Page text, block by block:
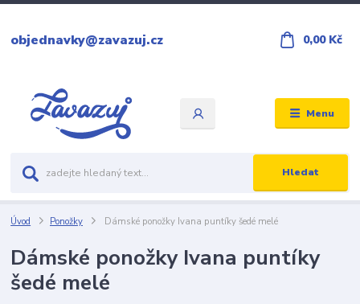
Menu
Hledat
objednavky@zavazuj.cz 0,00 Kč
Úvod Ponožky Dámské ponožky Ivana puntíky šedé melé
Dámské ponožky Ivana puntíky
šedé melé